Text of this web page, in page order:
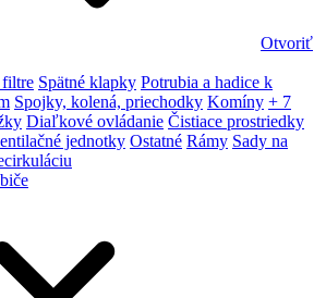
Otvoriť
Spätné klapky Potrubia a hadice k
Spojky, kolená, priechodky Komíny + 7
Diaľkové ovládanie Čistiace prostriedky
jednotky Ostatné Rámy Sady na